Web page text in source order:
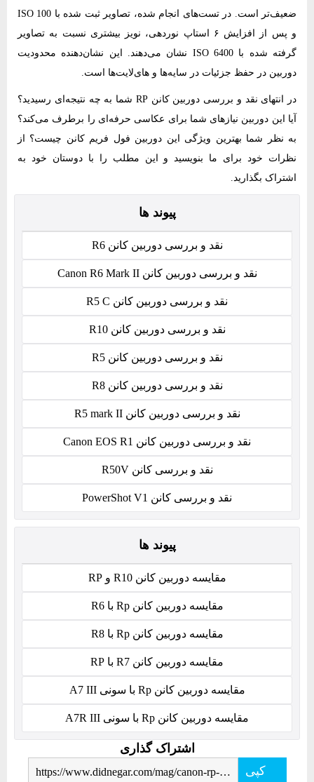
ضعیف‌تر است. در تست‌های انجام ‌شده، تصاویر ثبت‌ شده با ISO 100
و پس از افزایش ۶ استاپ نوردهی، نویز بیشتری نسبت به تصاویر
گرفته ‌شده با ISO 6400 نشان می‌دهند. این نشان‌دهنده محدودیت
دوربین در حفظ جزئیات در سایه‌ها و های‌لایت‌ها است.
در انتهای نقد و بررسی دوربین کانن RP شما به چه نتیجه‌ای رسیدید؟
آیا این دوربین نیازهای شما برای عکاسی حرفه‌ای را برطرف می‌کند؟
به نظر شما بهترین ویژگی این دوربین فول فریم کانن چیست؟ از
نظرات خود برای ما بنویسید و این مطلب را با دوستان خود به
اشتراک بگذارید.
پیوند ها
نقد و بررسی دوربین کانن R6
نقد و بررسی دوربین کانن Canon R6 Mark II
نقد و بررسی دوربین کانن R5 C
نقد و بررسی دوربین کانن R10
نقد و بررسی دوربین کانن R5
نقد و بررسی دوربین کانن R8
نقد و بررسی دوربین کانن R5 mark II
نقد و بررسی دوربین کانن Canon EOS R1
نقد و بررسی کانن R50V
نقد و بررسی کانن PowerShot V1
پیوند ها
مقایسه دوربین کانن R10 و RP
مقایسه دوربین کانن Rp با R6
مقایسه دوربین کانن Rp با R8
مقایسه دوربین کانن R7 با RP
مقایسه دوربین کانن Rp با سونی A7 III
مقایسه دوربین کانن Rp با سونی A7R III
اشتراک گذاری
کپی
https://www.didnegar.com/mag/canon-rp-camera-review/